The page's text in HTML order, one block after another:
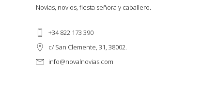
Novias, novios, fiesta señora y caballero.
+34 822 173 390
c/ San Clemente, 31, 38002.
info@novalnovias.com